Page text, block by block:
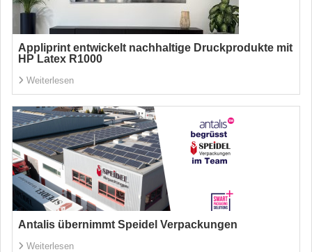
Appliprint entwickelt nachhaltige Druckprodukte mit
HP Latex R1000
Weiterlesen
Antalis übernimmt Speidel Verpackungen
Weiterlesen